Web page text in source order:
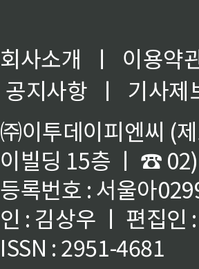
회사소개 ㅣ
이용약
공지사항
ㅣ
기사제
㈜이투데이피엔씨 (
이빌딩 15층 ㅣ ☎
등록번호 : 서울아
인 : 김상우 ㅣ 편집인
ISSN : 2951-4681